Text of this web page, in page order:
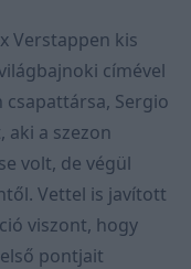
Verstappen kis
címével
Sergio
aki a szezon
volt, de végül
Vettel is javított
viszont, hogy
pontjait